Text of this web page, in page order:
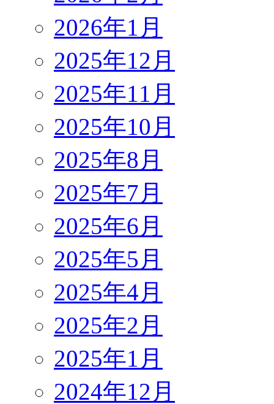
2026年1月
2025年12月
2025年11月
2025年10月
2025年8月
2025年7月
2025年6月
2025年5月
2025年4月
2025年2月
2025年1月
2024年12月